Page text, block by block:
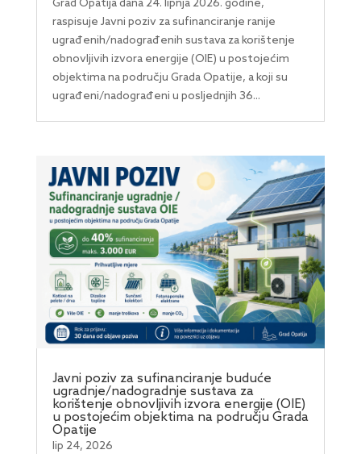
Grad Opatija dana 24. lipnja 2026. godine,
raspisuje Javni poziv za sufinanciranje ranije
ugrađenih/nadograđenih sustava za korištenje
obnovljivih izvora energije (OIE) u postojećim
objektima na području Grada Opatije, a koji su
ugrađeni/nadograđeni u posljednjih 36...
Javni poziv za sufinanciranje buduće
ugradnje/nadogradnje sustava za
korištenje obnovljivih izvora energije (OIE)
u postojećim objektima na području Grada
Opatije
lip 24, 2026